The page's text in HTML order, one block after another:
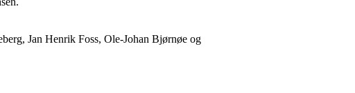
Jan Henrik Foss, Ole-Johan Bjørnøe og